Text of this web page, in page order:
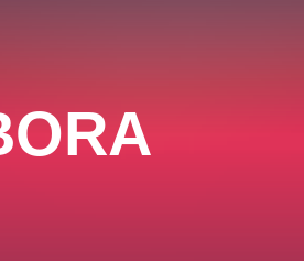
letníscéna